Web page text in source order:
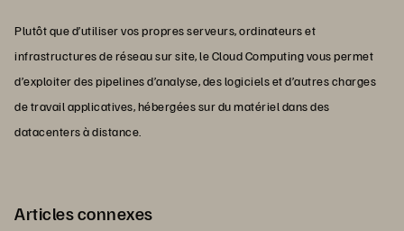
Plutôt que d’utiliser vos propres serveurs, ordinateurs et
infrastructures de réseau sur site, le Cloud Computing vous permet
d’exploiter des pipelines d’analyse, des logiciels et d’autres charges
de travail applicatives, hébergées sur du matériel dans des
datacenters à distance.
Articles connexes